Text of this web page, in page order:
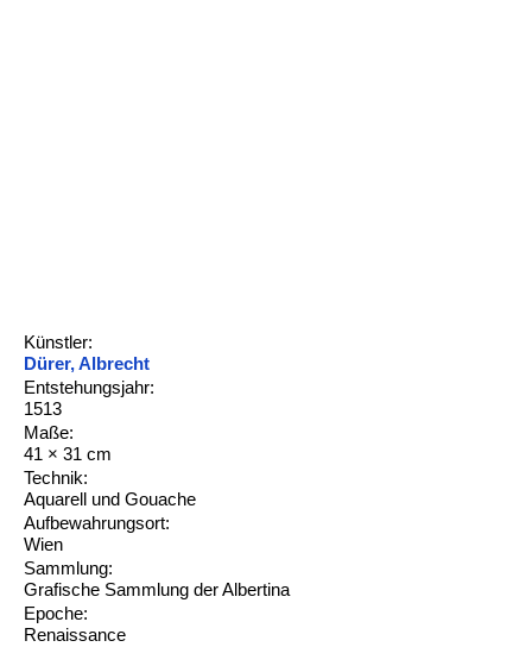
Künstler:
Dürer, Albrecht
Entstehungsjahr:
1513
Maße:
41 × 31 cm
Technik:
Aquarell und Gouache
Aufbewahrungsort:
Wien
Sammlung:
Grafische Sammlung der Albertina
Epoche:
Renaissance